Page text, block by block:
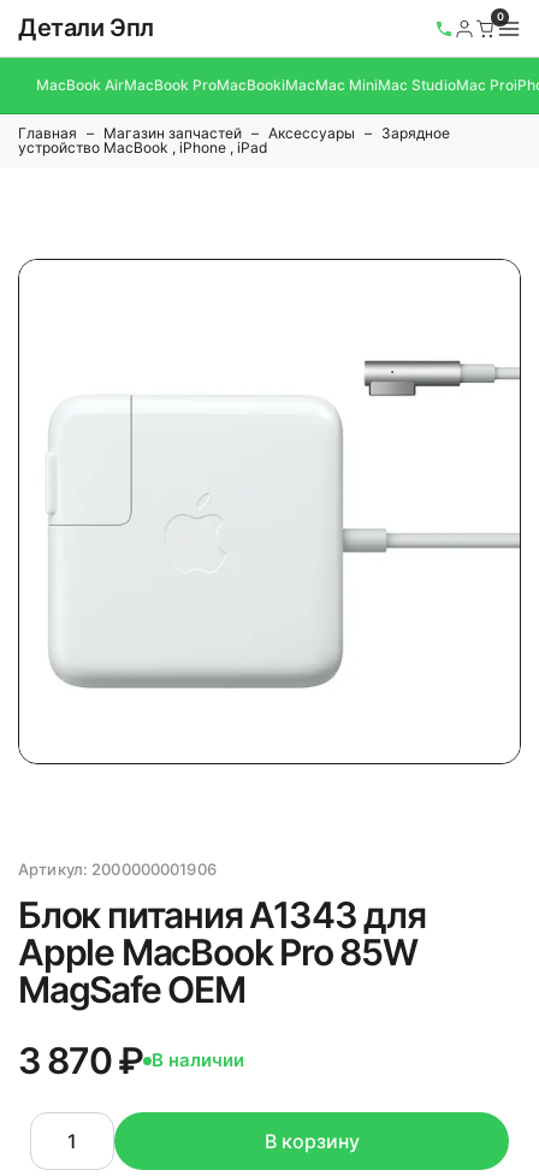
Детали Эпл 0
MacBook AirMacBook ProMacBookiMacMac MiniMac StudioMac Pro
Главная Магазин запчастей Аксессуары
Зарядное
устройство MacBook , iPhone , iPad
Артикул: 2000000001906
Блок питания A1343 для
Apple MacBook Pro 85W
MagSafe OEM
3 870 ₽ В наличии
В корзину